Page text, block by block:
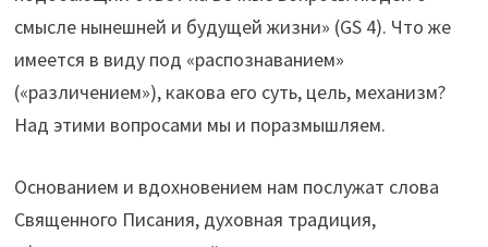
смысле нынешней и будущей жизни» (GS 4). Что же
имеется в виду под «распознаванием»
(«различением»), какова его суть, цель, механизм?
Над этими вопросами мы и поразмышляем.
Основанием и вдохновением нам послужат слова
Священного Писания, духовная традиция,